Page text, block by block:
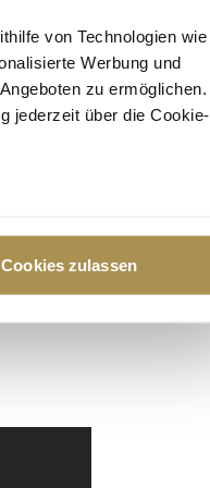
von Technologien wie
Werbung und
zu ermöglichen.
jederzeit über die Cookie-
Präferenzen im
Cookies zulassen